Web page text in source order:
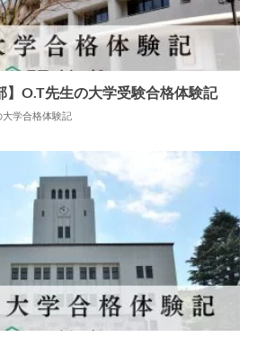
】O.T先生の大学受験合格体験記
大学合格体験記